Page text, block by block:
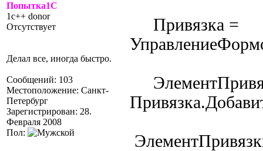
Попытка1С
1c++ donor
Отсутствует
Делал все, иногда быстро.
Сообщений: 103
Местоположение: Санкт-
Петербург
Зарегистрирован: 28.
Февраля 2008
Пол:
Привязка =